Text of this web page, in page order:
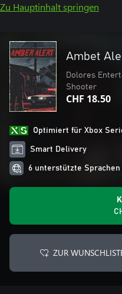
Zu Hauptinhalt springen
Ambet
Dolores
Shooter
CHF 18.50
Optimiert für Xbox
Smart Delivery
6 unterstützte Sprachen
ZUR